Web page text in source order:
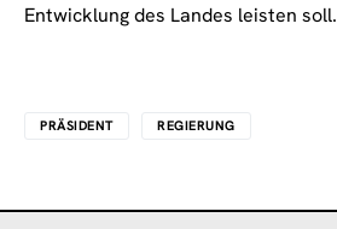
Entwicklung des Landes leisten soll.
PRÄSIDENT REGIERUNG